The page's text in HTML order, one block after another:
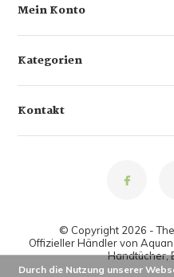
Mein Konto
Kategorien
Kontakt
© Copyright 2026 -
Offizieller Händler von
Handtücher,
Durch die Nutzung unserer